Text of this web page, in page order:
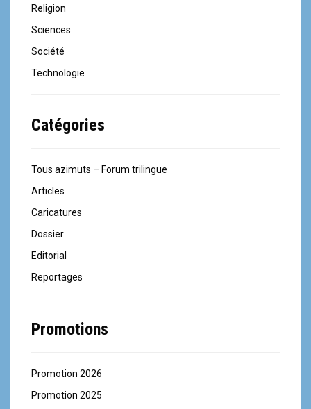
Religion
Sciences
Société
Technologie
Catégories
Tous azimuts – Forum trilingue
Articles
Caricatures
Dossier
Editorial
Reportages
Promotions
Promotion 2026
Promotion 2025